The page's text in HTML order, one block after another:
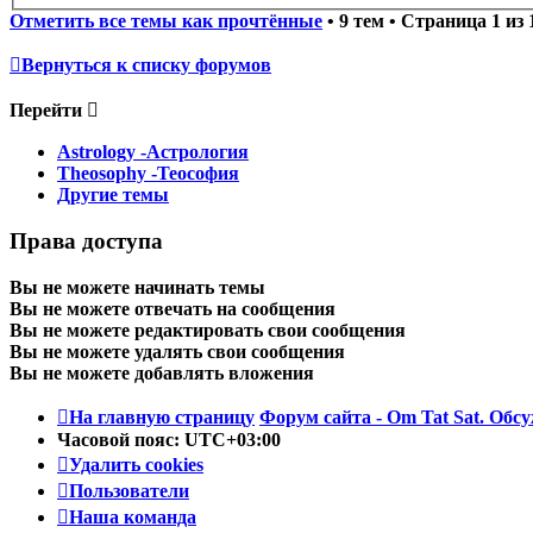
Отметить все темы как прочтённые • 9 тем • Страница 1 из
Вернуться к списку форумов
Перейти
Astrology -Астрология
Theosophy -Теософия
Другие темы
Права доступа
Вы не можете начинать темы
Вы не можете отвечать на сообщения
Вы не можете редактировать свои сообщения
Вы не можете удалять свои сообщения
Вы не можете добавлять вложения
На главную страницу Форум сайта - Om Tat Sat.
Часовой пояс: UTC+03:00
Удалить cookies
Пользователи
Наша команда